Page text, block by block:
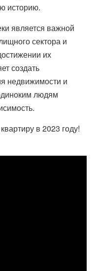
историю.
является важной
сектора и
их
создать
недвижимости и
людям
в 2023 году!